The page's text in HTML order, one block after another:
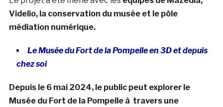
Videlio, la conservation du musée et le pôle
médiation numérique.
Le Musée du Fort de la Pompelle en 3D et depuis
chez soi
Depuis le 6 mai 2024, le public peut explorer le
Musée du Fort de la Pompelle à travers une